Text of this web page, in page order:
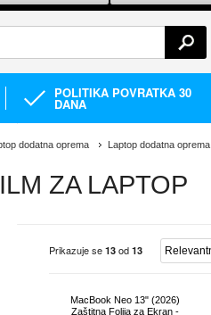
POLITIKA POVRATKA 30
DANA
dodatna oprema Laptop dodatna oprema
ZA LAPTOP
Prikazuje se 13 od 13
MacBook Neo 13" (2026)
Zaštitna Folija za Ekran -